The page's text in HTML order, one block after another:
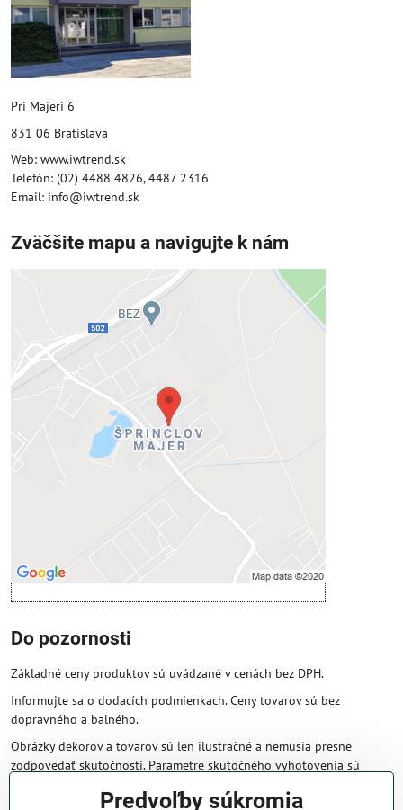
Pri Majeri 6
831 06 Bratislava
Web: www.iwtrend.sk
Telefón: (02) 4488 4826, 4487 2316
Email: info@iwtrend.sk
Zväčšite mapu a navigujte k nám
Externý obsah je blokovaný
Prajete si načítať externý obsah?
Povoliť tentokrát
Povoliť a zapamätať - súhlas s druhom
cookie: Funkčné
Otvoriť obsah v novom okne
Do pozornosti
Základné ceny produktov sú uvádzané v cenách bez DPH.
Informujte sa o dodacích podmienkach. Ceny tovarov sú bez
dopravného a balného.
Obrázky dekorov a tovarov sú len ilustračné a nemusia presne
zodpovedať skutočnosti. Parametre skutočného vyhotovenia sú
Predvoľby súkromia